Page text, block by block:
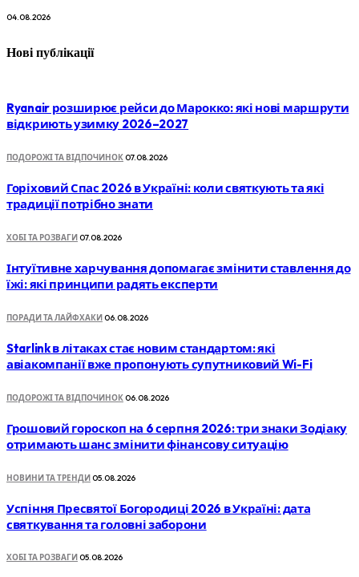
04.08.2026
Нові публікації
Ryanair розширює рейси до Марокко: які нові маршрути
відкриють узимку 2026–2027
ПОДОРОЖІ ТА ВІДПОЧИНОК07.08.2026
Горіховий Спас 2026 в Україні: коли святкують та які
традиції потрібно знати
ХОБІ ТА РОЗВАГИ07.08.2026
Інтуїтивне харчування допомагає змінити ставлення до
їжі: які принципи радять експерти
ПОРАДИ ТА ЛАЙФХАКИ06.08.2026
Starlink в літаках стає новим стандартом: які
авіакомпанії вже пропонують супутниковий Wi-Fi
ПОДОРОЖІ ТА ВІДПОЧИНОК06.08.2026
Грошовий гороскоп на 6 серпня 2026: три знаки Зодіаку
отримають шанс змінити фінансову ситуацію
НОВИНИ ТА ТРЕНДИ05.08.2026
Успіння Пресвятої Богородиці 2026 в Україні: дата
святкування та головні заборони
ХОБІ ТА РОЗВАГИ 05.08.2026